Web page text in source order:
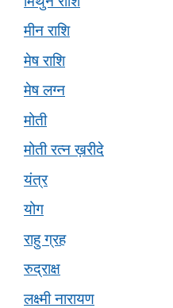
मीन राशि
मेष राशि
मेष लग्न
मोती
मोती रत्न ख़रीदे
यंत्र
योग
राहु ग्रह
रुद्राक्ष
लक्ष्मी नारायण